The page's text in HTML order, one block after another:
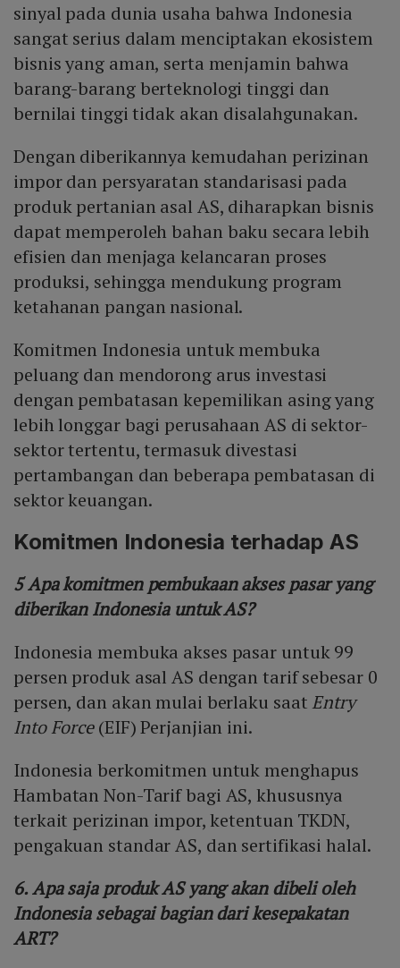
sinyal pada dunia usaha bahwa Indonesia
sangat serius dalam menciptakan ekosistem
bisnis yang aman, serta menjamin bahwa
barang-barang berteknologi tinggi dan
bernilai tinggi tidak akan disalahgunakan.
Dengan diberikannya kemudahan perizinan
impor dan persyaratan standarisasi pada
produk pertanian asal AS, diharapkan bisnis
dapat memperoleh bahan baku secara lebih
efisien dan menjaga kelancaran proses
produksi, sehingga mendukung program
ketahanan pangan nasional.
Komitmen Indonesia untuk membuka
peluang dan mendorong arus investasi
dengan pembatasan kepemilikan asing yang
lebih longgar bagi perusahaan AS di sektor-
sektor tertentu, termasuk divestasi
pertambangan dan beberapa pembatasan di
sektor keuangan.
Komitmen Indonesia terhadap AS
5 Apa komitmen pembukaan akses pasar yang
diberikan Indonesia untuk AS?
Indonesia membuka akses pasar untuk 99
persen produk asal AS dengan tarif sebesar 0
persen, dan akan mulai berlaku saat Entry
Into Force(EIF) Perjanjian ini.
Indonesia berkomitmen untuk menghapus
Hambatan Non-Tarif bagi AS, khususnya
terkait perizinan impor, ketentuan TKDN,
pengakuan standar AS, dan sertifikasi halal.
6. Apa saja produk AS yang akan dibeli oleh
Indonesia sebagai bagian dari kesepakatan
ART?